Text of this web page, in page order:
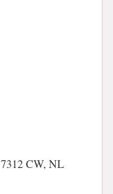
7312 CW, NL